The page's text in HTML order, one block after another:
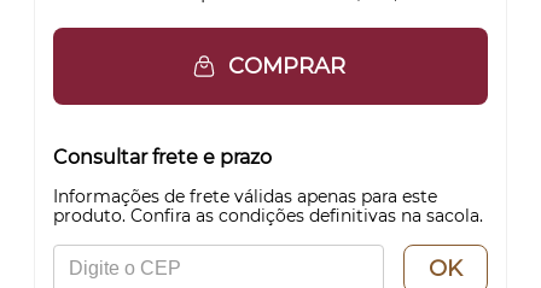
COMPRAR
Consultar frete e prazo
Informações de frete válidas apenas para este
produto. Confira as condições definitivas na sacola.
OK